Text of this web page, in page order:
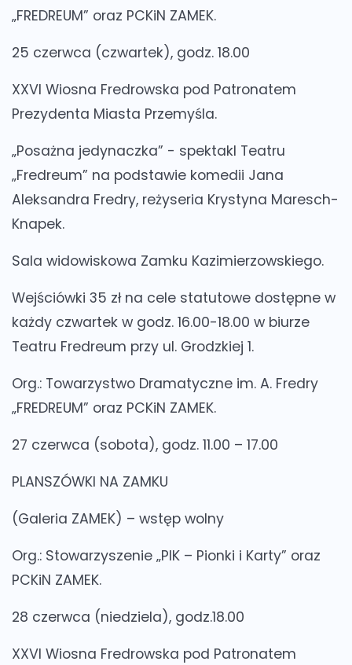
„FREDREUM” oraz PCKiN ZAMEK.
25 czerwca (czwartek), godz. 18.00
XXVI Wiosna Fredrowska pod Patronatem
Prezydenta Miasta Przemyśla.
„Posażna jedynaczka” - spektakl Teatru
„Fredreum” na podstawie komedii Jana
Aleksandra Fredry, reżyseria Krystyna Maresch-
Knapek.
Sala widowiskowa Zamku Kazimierzowskiego.
Wejściówki 35 zł na cele statutowe dostępne w
każdy czwartek w godz. 16.00-18.00 w biurze
Teatru Fredreum przy ul. Grodzkiej 1.
Org.: Towarzystwo Dramatyczne im. A. Fredry
„FREDREUM” oraz PCKiN ZAMEK.
27 czerwca (sobota), godz. 11.00 – 17.00
PLANSZÓWKI NA ZAMKU
(Galeria ZAMEK) – wstęp wolny
Org.: Stowarzyszenie „PIK – Pionki i Karty” oraz
PCKiN ZAMEK.
28 czerwca (niedziela), godz.18.00
XXVI Wiosna Fredrowska pod Patronatem